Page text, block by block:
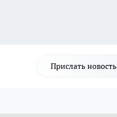
Прислать новость